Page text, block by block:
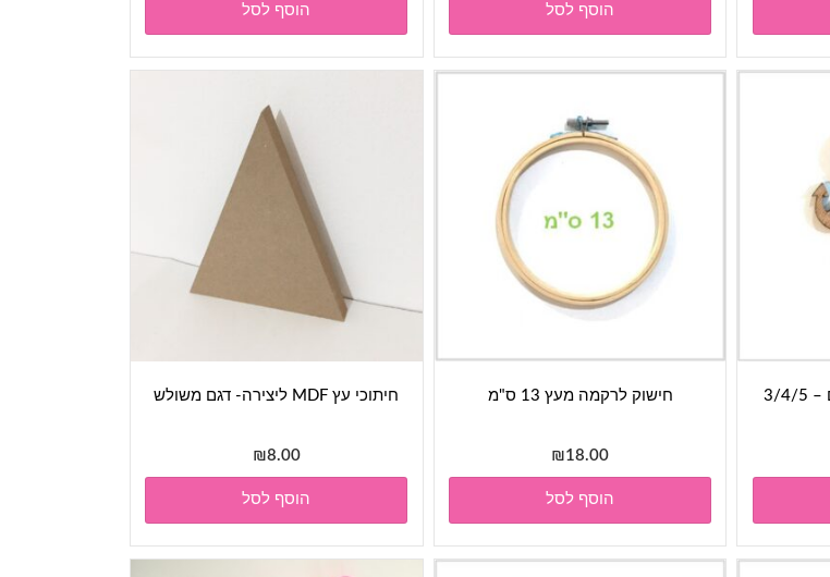
הוסף לסל הוסף לסל
חיתוכי עץ MDF ליצירה- דגם משולש
₪8.00
הוסף לסל
חישוק לרקמה מעץ 13 ס"מ
₪18.00
הוסף לסל
חיתוכי עץ ליצירה – עוגנים – 3/4/5
למוצר
מספר